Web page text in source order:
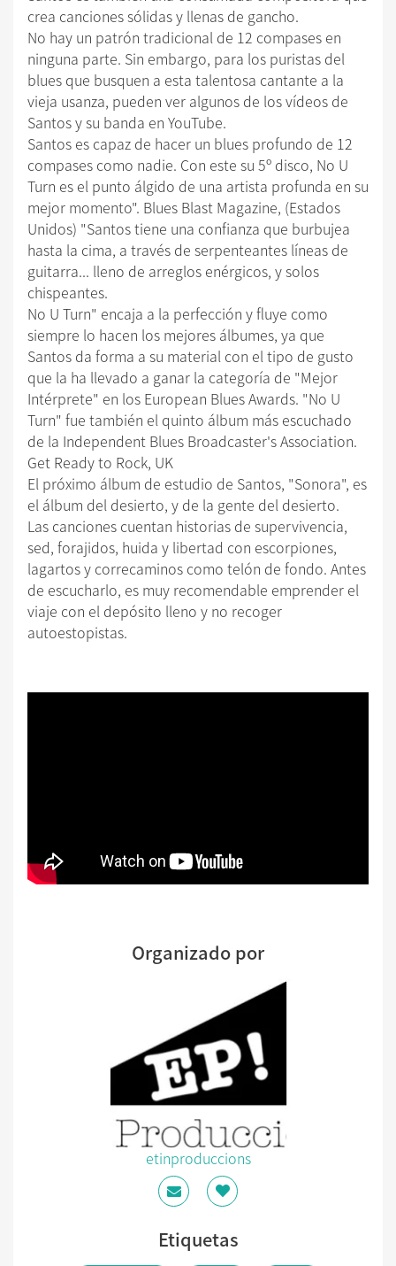
crea canciones sólidas y llenas de gancho.
No hay un patrón tradicional de 12 compases en
ninguna parte. Sin embargo, para los puristas del
blues que busquen a esta talentosa cantante a la
vieja usanza, pueden ver algunos de los vídeos de
Santos y su banda en YouTube.
Santos es capaz de hacer un blues profundo de 12
compases como nadie. Con este su 5º disco, No U
Turn es el punto álgido de una artista profunda en su
mejor momento". Blues Blast Magazine, (Estados
Unidos) "Santos tiene una confianza que burbujea
hasta la cima, a través de serpenteantes líneas de
guitarra... lleno de arreglos enérgicos, y solos
chispeantes.
No U Turn" encaja a la perfección y fluye como
siempre lo hacen los mejores álbumes, ya que
Santos da forma a su material con el tipo de gusto
que la ha llevado a ganar la categoría de "Mejor
Intérprete" en los European Blues Awards. "No U
Turn" fue también el quinto álbum más escuchado
de la Independent Blues Broadcaster's Association.
Get Ready to Rock, UK
El próximo álbum de estudio de Santos, "Sonora", es
el álbum del desierto, y de la gente del desierto.
Las canciones cuentan historias de supervivencia,
sed, forajidos, huida y libertad con escorpiones,
lagartos y correcaminos como telón de fondo. Antes
de escucharlo, es muy recomendable emprender el
viaje con el depósito lleno y no recoger
autoestopistas.
Organizado por
etinproduccions
Etiquetas